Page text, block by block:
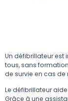
Un défibrillateur est
tous, sans
de survie en cas
Le défibrillateur
Grâce à une